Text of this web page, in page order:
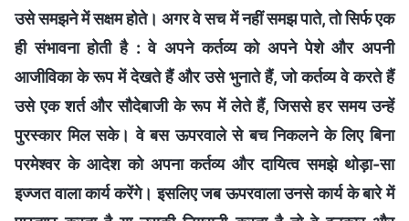
उसे समझने में सक्षम होते। अगर वे सच में नहीं समझ पाते, तो सिर्फ एक
ही संभावना होती है : वे अपने कर्तव्य को अपने पेशे और अपनी
आजीविका के रूप में देखते हैं और उसे भुनाते हैं, जो कर्तव्य वे करते हैं
उसे एक शर्त और सौदेबाजी के रूप में लेते हैं, जिससे हर समय उन्हें
पुरस्कार मिल सके। वे बस ऊपरवाले से बच निकलने के लिए बिना
परमेश्वर के आदेश को अपना कर्तव्य और दायित्व समझे थोड़ा-सा
इज्जत वाला कार्य करेंगे। इसलिए जब ऊपरवाला उनसे कार्य के बारे में